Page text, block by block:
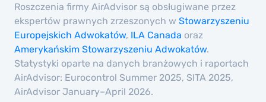
Roszczenia firmy AirAdvisor są obsługiwane przez
ekspertów prawnych zrzeszonych w Stowarzyszeniu
Europejskich Adwokatów, ILA Canada oraz
Amerykańskim Stowarzyszeniu Adwokatów.
Statystyki oparte na danych branżowych i raportach
AirAdvisor: Eurocontrol Summer 2025, SITA 2025,
AirAdvisor January–April 2026.